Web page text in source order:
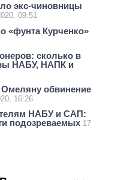
экс-чиновницы
09:51
«фунта Курченко»
сколько в
НАБУ, НАПК и
обвинение
16:26
НАБУ и САП:
подозреваемых 17